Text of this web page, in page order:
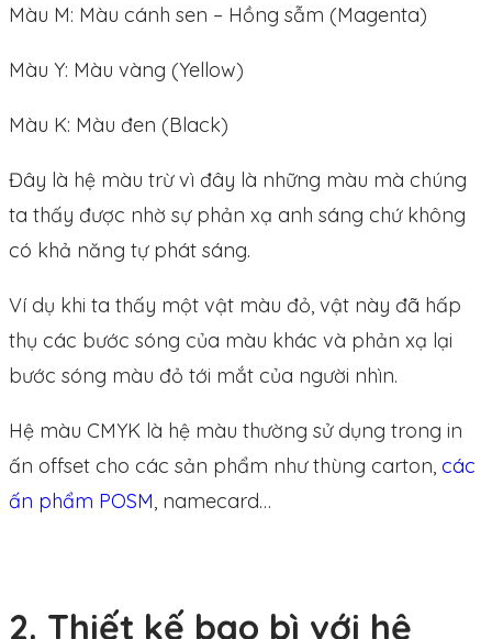
Màu M: Màu cánh sen – Hồng sẫm (Magenta)
Màu Y: Màu vàng (Yellow)
Màu K: Màu đen (Black)
Đây là hệ màu trừ vì đây là những màu mà chúng
ta thấy được nhờ sự phản xạ anh sáng chứ không
có khả năng tự phát sáng.
Ví dụ khi ta thấy một vật màu đỏ, vật này đã hấp
thụ các bước sóng của màu khác và phản xạ lại
bước sóng màu đỏ tới mắt của người nhìn.
Hệ màu CMYK là hệ màu thường sử dụng trong in
ấn offset cho các sản phẩm như thùng carton, các
ấn phẩm POSM , namecard…​
2. Thiết kế bao bì với hệ